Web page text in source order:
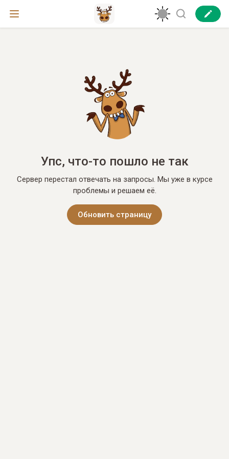
Упс, что-то пошло не так
Сервер перестал отвечать на запросы. Мы уже в курсе
проблемы и решаем её.
Обновить страницу